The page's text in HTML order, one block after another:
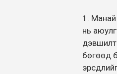
1.
нь
бөгөөд